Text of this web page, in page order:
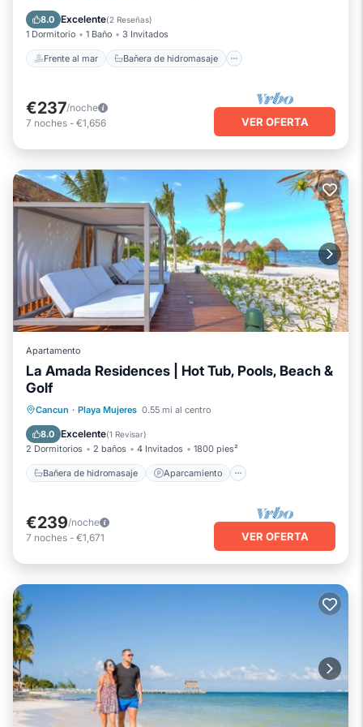
8.0 Excelente(2 Reseñas)
1 Dormitorio 1 Baño 3 Invitados
Frente al mar Bañera de hidromasaje
Desayuno
€237/noche
7 noches - €1,656 VER OFERTA
Apartamento
La Amada Residences | Hot Tub, Pools, Beach &
Golf
Cancun · Playa Mujeres 0.55 mi al centro
8.0 Excelente(1 Revisar)
2 Dormitorios 2 baños 4 Invitados 1800 pies²
Bañera de hidromasaje Aparcamiento
Bañera de hidromasaje
Aparcamiento
Piscina
Cocina
€239/noche
7 noches - €1,671 VER OFERTA